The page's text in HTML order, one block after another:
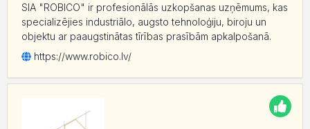
SIA "ROBICO" ir profesionālās uzkopšanas uzņēmums, kas
specializējies industriālo, augsto tehnoloģiju, biroju un
objektu ar paaugstinātas tīrības prasībām apkalpošanā.
https://www.robico.lv/